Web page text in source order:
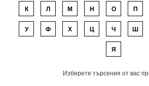
К Л М Н О П
У Ф Х Ц Ч Ш
Я
Изберете търсения от вас